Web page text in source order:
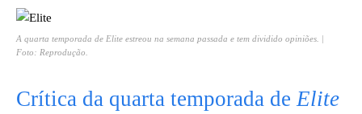
A quarta temporada de Elite estreou na semana passada e tem dividido opiniões. |
Foto: Reprodução.
Crítica da quarta temporada deElite